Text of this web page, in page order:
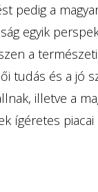
pedig a
egyik
a
tudás és a jó
illetve a
ígéretes piacai